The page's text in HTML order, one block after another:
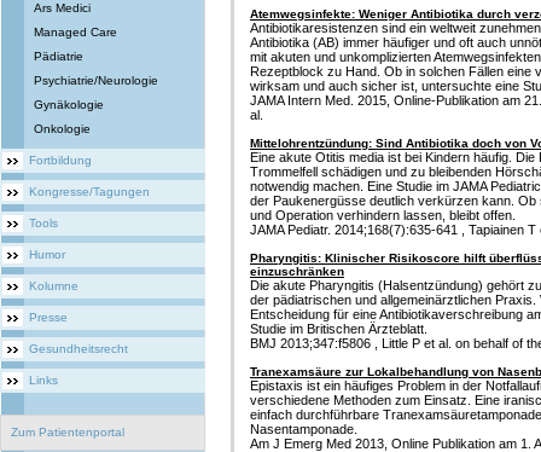
Ars Medici
Managed Care
Pädiatrie
Psychiatrie/Neurologie
Gynäkologie
Onkologie
Fortbildung
Kongresse/Tagungen
Tools
Humor
Kolumne
Presse
Gesundheitsrecht
Links
Zum Patientenportal
Atemwegsinfekte: Weniger Antibiotika durch
Antibiotikaresistenzen sind ein weltweit
Antibiotika (AB) immer häufiger und oft auch
mit akuten und unkomplizierten
Rezeptblock zu Hand. Ob in solchen Fällen eine
wirksam und auch sicher ist, untersuchte eine
JAMA Intern Med. 2015, Online-Publikation am
al.
Mittelohrentzündung: Sind Antibiotika doch von
Eine akute Otitis media ist bei Kindern häufig.
Trommelfell schädigen und zu bleibenden
notwendig machen. Eine Studie im JAMA
der Paukenergüsse deutlich verkürzen kann.
und Operation verhindern lassen, bleibt offen.
JAMA Pediatr. 2014;168(7):635-641 , Tapiainen T
Pharyngitis: Klinischer Risikoscore hilft
einzuschränken
Die akute Pharyngitis (Halsentzündung) gehört
der pädiatrischen und allgemeinärztlichen
Entscheidung für eine Antibiotikaverschreibung
Studie im Britischen Ärzteblatt.
BMJ 2013;347:f5806 , Little P et al. on behalf of
Tranexamsäure zur Lokalbehandlung von
Epistaxis ist ein häufiges Problem in der
verschiedene Methoden zum Einsatz. Eine
einfach durchführbare
Nasentamponade.
Am J Emerg Med 2013, Online Publikation am 1.